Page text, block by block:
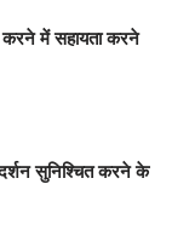
करने में सहायता करने
सुनिश्चित करने के